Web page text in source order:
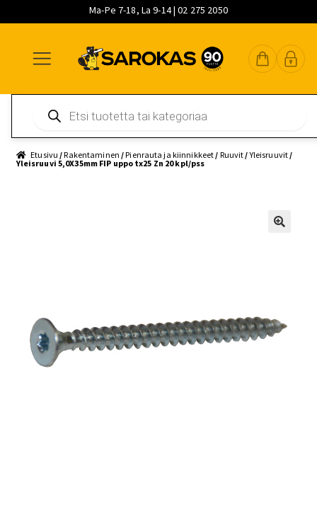
Ma-Pe 7-18, La 9-14 | 02 275 2050
navigointiin
sisältöön
pääsisältöön
search
Etusivu /Rakentaminen /Pienrauta ja kiinnikkeet / Ruuvit /Yleisruuvit /
Yleisruuvi 5,0X35mm FIP uppo tx25 Zn 20 kpl/pss